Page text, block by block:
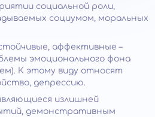
социальной роли,
социумом, моральных
аффективные –
эмоционального фона
К этому виду относят
депрессию.
излишней
демонстративным